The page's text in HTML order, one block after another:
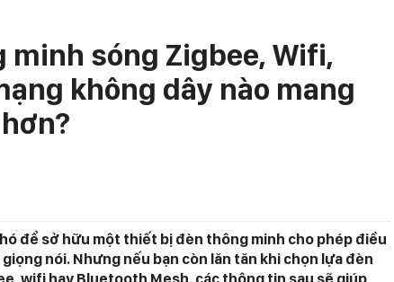
minh sóng Zigbee, Wifi,
không dây nào mang
để sở hữu một thiết bị đèn thông minh cho phép điều
nói. Nhưng nếu bạn còn lăn tăn khi chọn lựa đèn